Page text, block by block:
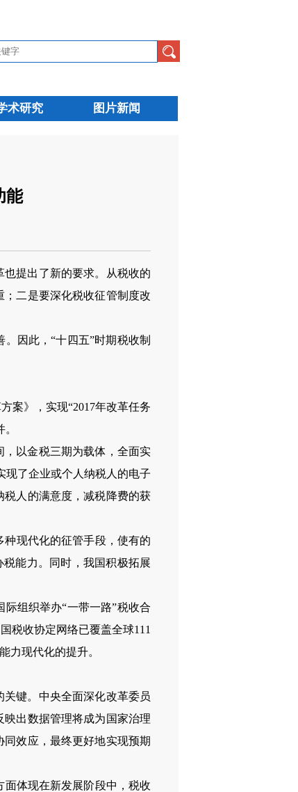
术研究 图片新闻
能
提出了新的要求。从税收的
二是要深化税收征管制度改
因此，“十四五”时期税收制
案》，实现“2017年改革任务
，以金税三期为载体，全面实
现了企业或个人纳税人的电子
人的满意度，减税降费的获
现代化的征管手段，使有的
能力。同时，我国积极拓展
组织举办“一带一路”税收合
税收协定网络已覆盖全球111
力现代化的提升。
键。中央全面深化改革委员
出数据管理将成为国家治理
效应，最终更好地实现预期
体现在新发展阶段中，税收